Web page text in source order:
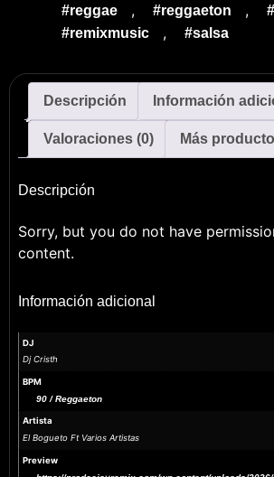
#reggae , #reggaeton ,
#remixmusic , #salsa
Descripción Información
Valoraciones (0) Más
Descripción
Sorry, but you do not have
content.
Información adicional
DJ
Dj Cristh
BPM
90 / Reggaeton
Artista
El Bogueto Ft Varios Artistas
Preview